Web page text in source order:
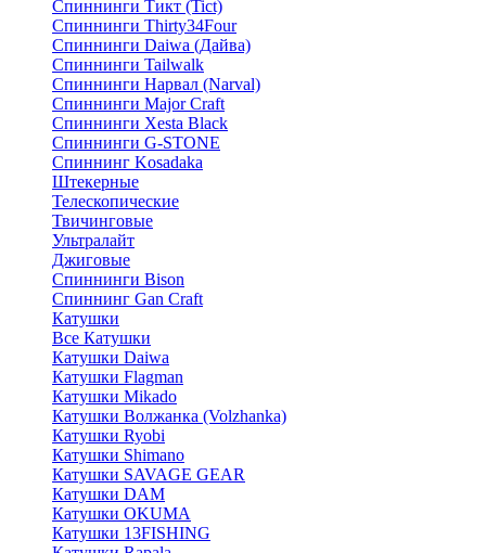
Спиннинги Тикт (Tict)
Спиннинги Thirty34Four
Спиннинги Daiwa (Дайва)
Спиннинги Tailwalk
Спиннинги Нарвал (Narval)
Спиннинги Major Craft
Спиннинги Xesta Black
Спиннинги G-STONE
Спиннинг Kosadaka
Штекерные
Телескопические
Твичинговые
Ультралайт
Джиговые
Спиннинги Bison
Спиннинг Gan Craft
Катушки
Все Катушки
Катушки Daiwa
Катушки Flagman
Катушки Mikado
Катушки Волжанка (Volzhanka)
Катушки Ryobi
Катушки Shimano
Катушки SAVAGE GEAR
Катушки DAM
Катушки OKUMA
Катушки 13FISHING